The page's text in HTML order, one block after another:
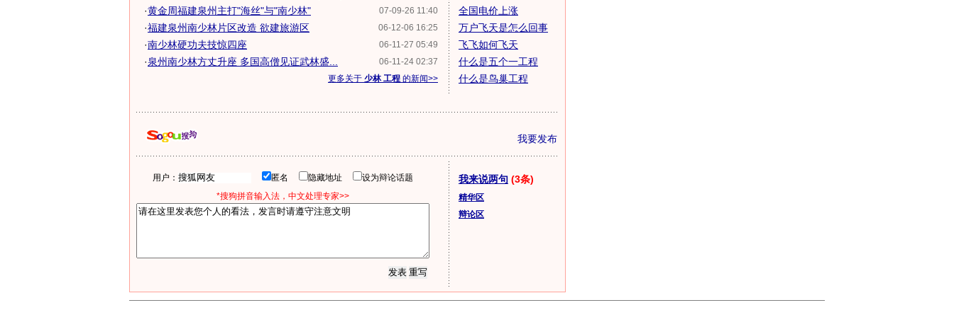
07-09-26 11:40
·黄金周福建泉州主打"海丝"与"南少林"
06-12-06 16:25
·福建泉州南少林片区改造 欲建旅游区
06-11-27 05:49
·南少林硬功夫技惊四座
06-11-24 02:37
·泉州南少林方丈升座 多国高僧见证武林盛...
更多关于 少林 工程 的新闻>>
全国电价上涨
万户飞天是怎么回事
飞飞如何飞天
什么是五个一工程
什么是鸟巢工程
我要发布
用户： 匿名 隐藏地址
设为辩论话题
*搜狗拼音输入法，中文处理专家>>
我来说两句 (3条)
精华区
辩论区